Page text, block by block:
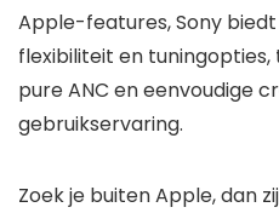
Apple-features, Sony
flexibiliteit en tuningopties,
pure ANC en eenvoudige
gebruikservaring.
Zoek je buiten Apple, dan